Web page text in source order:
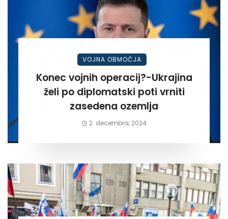
VOJNA OBMOČJA
Konec vojnih operacij?-Ukrajina
želi po diplomatski poti vrniti
zasedena ozemlja
2. decembra, 2024